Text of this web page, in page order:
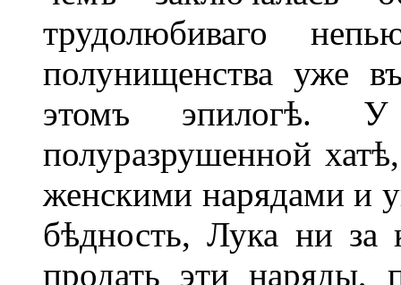
трудолюбиваго
полунищенства уже
этомъ эпилогѣ.
полуразрушенной
женскими нарядами и
бѣдность, Лука ни за
продать эти наряды,